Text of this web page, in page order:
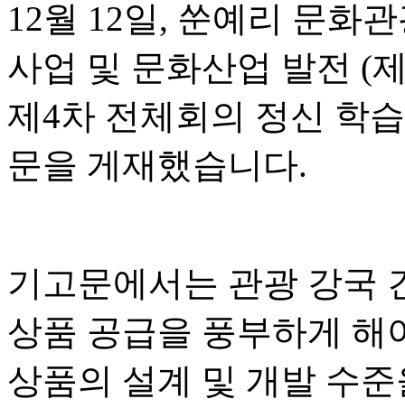
12월 12일, 쑨예리 문화
사업 및 문화산업 발전 (
제4차 전체회의 정신 학
문을 게재했습니다.
기고문에서는 관광 강국
상품 공급을 풍부하게 해
상품의 설계 및 개발 수